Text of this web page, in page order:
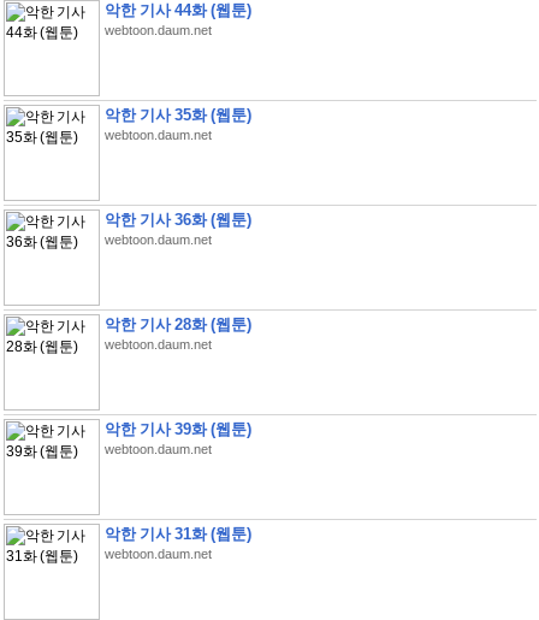
악한 기사 44화 (웹툰)
webtoon.daum.net
악한 기사 35화 (웹툰)
webtoon.daum.net
악한 기사 36화 (웹툰)
webtoon.daum.net
악한 기사 28화 (웹툰)
webtoon.daum.net
악한 기사 39화 (웹툰)
webtoon.daum.net
악한 기사 31화 (웹툰)
webtoon.daum.net